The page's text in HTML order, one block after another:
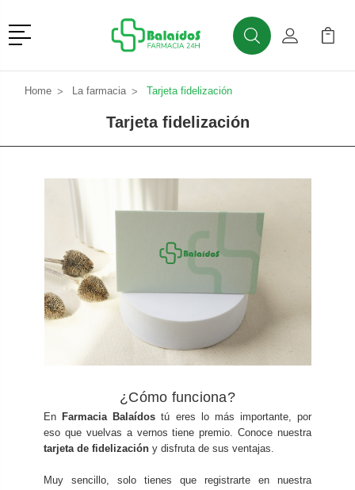
Menú
BuscarMi Cuenta
Mi
Home La farmacia Tarjeta fidelización
Tarjeta fidelización
¿Cómo funciona?
En Farmacia Balaídos tú eres lo más importante, por
eso que vuelvas a vernos tiene premio. Conoce nuestra
tarjeta de fidelización y disfruta de sus ventajas.
Muy sencillo, solo tienes que registrarte en nuestra